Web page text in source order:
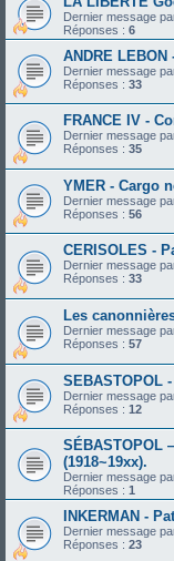
Dernier message
Réponses : 6
ANDRE
Dernier message
Réponses : 33
FRANCE IV -
Dernier message
Réponses : 35
YMER - Cargo
Dernier message
Réponses : 56
CERISOLES -
Dernier message
Réponses : 33
Les
Dernier message
Réponses : 57
SEBASTOPOL
Dernier message
Réponses : 12
SÉBASTOPOL
(1918~19xx).
Dernier message
Réponses : 1
INKERMAN -
Dernier message
Réponses : 23